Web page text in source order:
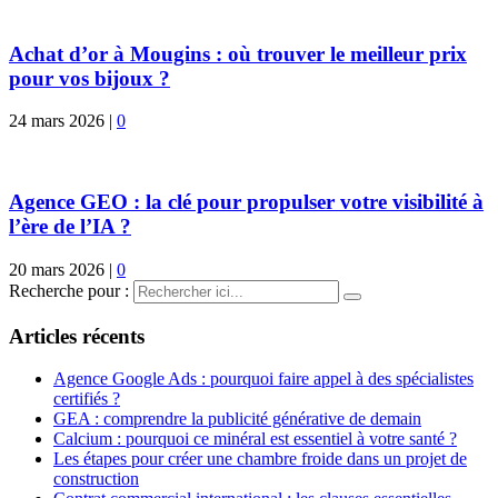
Achat d’or à Mougins : où trouver le meilleur prix
pour vos bijoux ?
24 mars 2026 | 0
Agence GEO : la clé pour propulser votre visibilité à
l’ère de l’IA ?
20 mars 2026 | 0
Recherche pour :
Articles récents
Agence Google Ads : pourquoi faire appel à des spécialistes
certifiés ?
GEA : comprendre la publicité générative de demain
Calcium : pourquoi ce minéral est essentiel à votre santé ?
Les étapes pour créer une chambre froide dans un projet de
construction